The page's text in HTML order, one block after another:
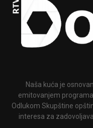
Naša kuća je
emitovanjem
Odlukom Skupštine
interesa za